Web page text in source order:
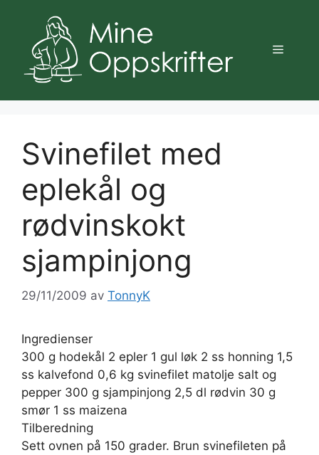
innhold
Meny
Svinefilet med
eplekål og
rødvinskokt
sjampinjong
29/11/2009 av TonnyK
Ingredienser
300 g hodekål 2 epler 1 gul løk 2 ss honning 1,5
ss kalvefond 0,6 kg svinefilet matolje salt og
pepper 300 g sjampinjong 2,5 dl rødvin 30 g
smør 1 ss maizena
Tilberedning
Sett ovnen på 150 grader. Brun svinefileten på